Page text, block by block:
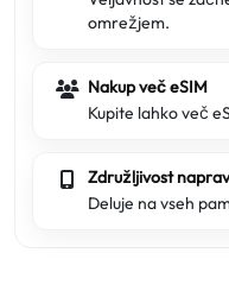
omrežjem.
Nakup več eSIM
Kupite lahko več
Združljivost naprav
Deluje na vseh